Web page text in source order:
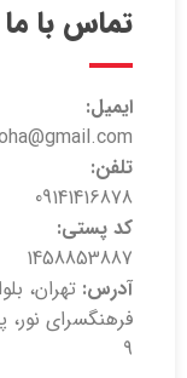
تماس با ما
ایمیل:
تلفن:
09141416878
کد پستی:
1458853887
آدرس: تهران،
9